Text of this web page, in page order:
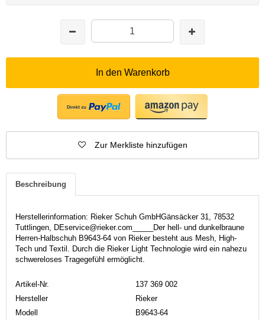
In den Warenkorb
Zur Merkliste hinzufügen
Beschreibung
Herstellerinformation: Rieker Schuh GmbHGänsäcker 31, 78532
Tuttlingen, DEservice@rieker.com_____Der hell- und dunkelbraune
Herren-Halbschuh B9643-64 von Rieker besteht aus Mesh, High-
Tech und Textil. Durch die Rieker Light Technologie wird ein nahezu
schwereloses Tragegefühl ermöglicht.
Artikel-Nr.
137 369 002
Hersteller
Rieker
Modell
B9643-64